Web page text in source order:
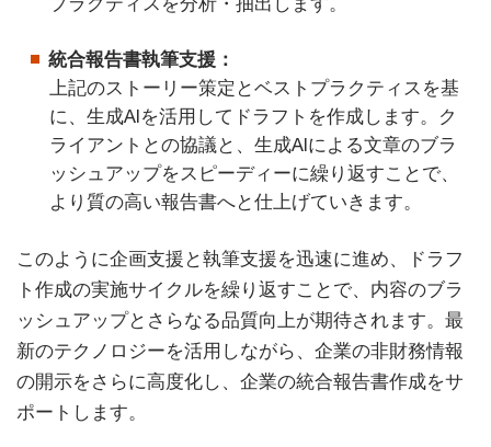
統合報告書執筆支援：
上記のストーリー策定とベストプラクティスを基
に、生成AIを活用してドラフトを作成します。ク
ライアントとの協議と、生成AIによる文章のブラ
ッシュアップをスピーディーに繰り返すことで、
より質の高い報告書へと仕上げていきます。
このように企画支援と執筆支援を迅速に進め、ドラフ
ト作成の実施サイクルを繰り返すことで、内容のブラ
ッシュアップとさらなる品質向上が期待されます。最
新のテクノロジーを活用しながら、企業の非財務情報
の開示をさらに高度化し、企業の統合報告書作成をサ
ポートします。